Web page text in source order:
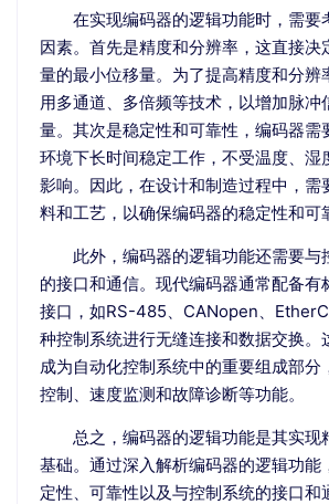
在实现编码器的逻辑功能时，需要
因素。首先是精度和分辨率，这直接决
量的最小位移量。为了提高精度和分辨
用多通道、多倍频等技术，以增加脉冲
量。其次是稳定性和可靠性，编码器需
环境下长时间稳定工作，不受温度、湿
影响。因此，在设计和制造过程中，需
料和工艺，以确保编码器的稳定性和可
此外，编码器的逻辑功能还需要与
的接口和通信。现代编码器通常配备有
接口，如RS-485、CANopen、
种控制系统进行无缝连接和数据交换。
成为自动化控制系统中的重要组成部分
控制、速度监测和故障诊断等功能。
总之，编码器的逻辑功能是其实现
基础。通过深入解析编码器的逻辑功能
定性、可靠性以及与控制系统的接口和